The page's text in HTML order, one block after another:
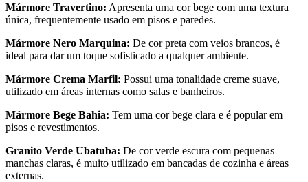
Mármore Travertino: Apresenta uma cor bege com uma textura
única, frequentemente usado em pisos e paredes.
Mármore Nero Marquina: De cor preta com veios brancos, é
ideal para dar um toque sofisticado a qualquer ambiente.
Mármore Crema Marfil: Possui uma tonalidade creme suave,
utilizado em áreas internas como salas e banheiros.
Mármore Bege Bahia: Tem uma cor bege clara e é popular em
pisos e revestimentos.
Granito Verde Ubatuba: De cor verde escura com pequenas
manchas claras, é muito utilizado em bancadas de cozinha e áreas
externas.